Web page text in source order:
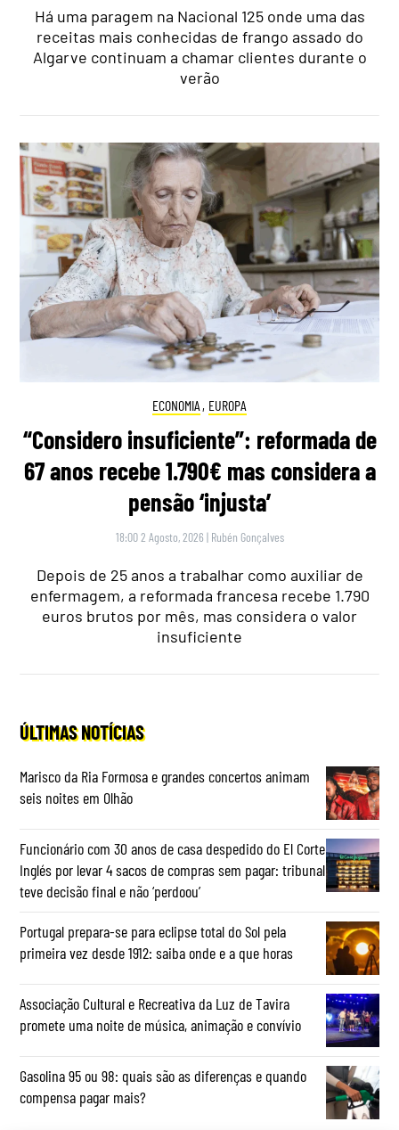
Há uma paragem na Nacional 125 onde uma das
receitas mais conhecidas de frango assado do
Algarve continuam a chamar clientes durante o
verão
ECONOMIA , EUROPA
“Considero insuficiente”: reformada de
67 anos recebe 1.790€ mas considera a
pensão ‘injusta’
18:00 2 Agosto, 2026 | Rubén Gonçalves
Depois de 25 anos a trabalhar como auxiliar de
enfermagem, a reformada francesa recebe 1.790
euros brutos por mês, mas considera o valor
insuficiente
ÚLTIMAS NOTÍCIAS
Marisco da Ria Formosa e grandes concertos animam
seis noites em Olhão
Funcionário com 30 anos de casa despedido do El Corte
Inglés por levar 4 sacos de compras sem pagar: tribunal
teve decisão final e não ‘perdoou’
Portugal prepara-se para eclipse total do Sol pela
primeira vez desde 1912: saiba onde e a que horas
Associação Cultural e Recreativa da Luz de Tavira
promete uma noite de música, animação e convívio
Gasolina 95 ou 98: quais são as diferenças e quando
compensa pagar mais?